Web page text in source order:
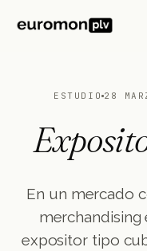
ESTUDIO 28
En un mercado
merchandising
expositor tipo